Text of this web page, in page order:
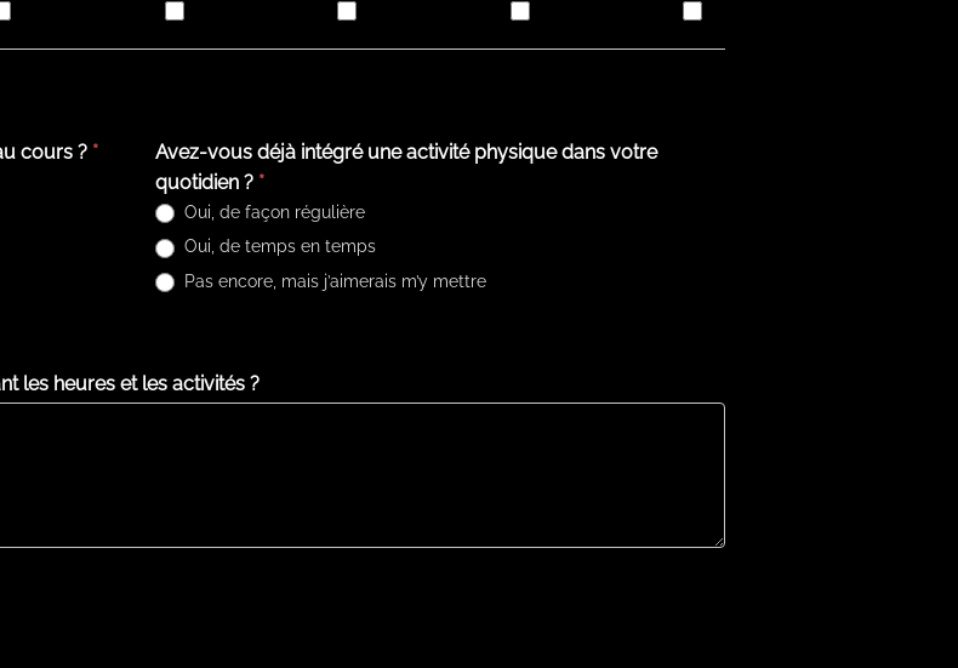
cours ? *
Avez-vous déjà intégré une activité physique dans votre
quotidien ? *
Oui, de façon régulière
Oui, de temps en temps
Pas encore, mais j’aimerais m’y mettre
les heures et les activités ?